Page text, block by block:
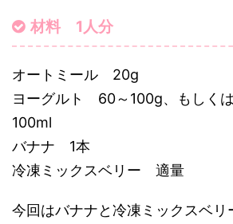
材料 1人分
オートミール 20g
ヨーグルト 60～100g、もしく
100ml
バナナ 1本
冷凍ミックスベリー 適量
今回はバナナと冷凍ミックスベリ